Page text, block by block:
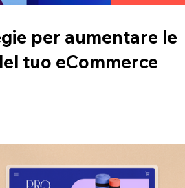
per aumentare le
tuo eCommerce